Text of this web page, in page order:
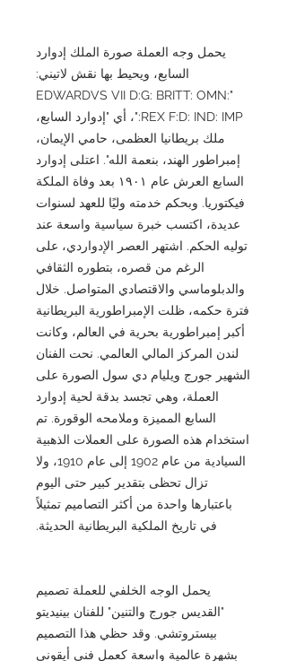
يحمل وجه العملة صورة الملك إدوارد
السابع، ويحيط بها نقش لاتيني:
"EDWARDVS VII D:G: BRITT: OMN:
REX F:D: IND: IMP:"، أي "إدوارد السابع،
ملك بريطانيا العظمى، حامي الإيمان،
إمبراطور الهند، بنعمة الله". اعتلى إدوارد
السابع العرش عام ١٩٠١ بعد وفاة الملكة
فيكتوريا. وبحكم خدمته وليًا للعهد لسنوات
عديدة، اكتسب خبرة سياسية واسعة عند
توليه الحكم. اشتهر العصر الإدواردي، على
الرغم من قصره، بتطوره الثقافي
والدبلوماسي والاقتصادي المتواصل. خلال
فترة حكمه، ظلت الإمبراطورية البريطانية
أكبر إمبراطورية بحرية في العالم، وكانت
لندن المركز المالي العالمي. نحت الفنان
الشهير جورج ويليام دي سول الصورة على
العملة، وهي تجسد بدقة لحية إدوارد
السابع المميزة وملامحه الوقورة. تم
استخدام هذه الصورة على العملات الذهبية
السيادية من عام 1902 إلى عام 1910، ولا
تزال تحظى بتقدير كبير حتى اليوم
باعتبارها واحدة من أكثر التصاميم تمثيلاً
في تاريخ الملكية البريطانية الحديثة.
يحمل الوجه الخلفي للعملة تصميم
"القديس جورج والتنين" للفنان بينيديتو
بيستروتشي. وقد حظي هذا التصميم
بشهرة عالمية واسعة كعمل فني أيقوني